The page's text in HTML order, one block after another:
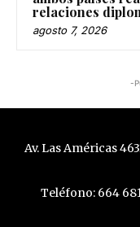
relaciones
agosto 7, 2026
-
Av. Las Américas
Teléfono: 664